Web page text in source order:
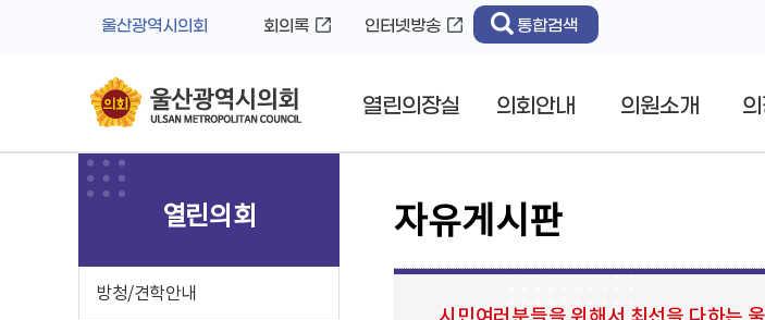
울산광역시의회 회의록 인터넷방송 통합검색
열린의장실 의회안내 의원소개
열린의회
방청/견학안내
자유게시판